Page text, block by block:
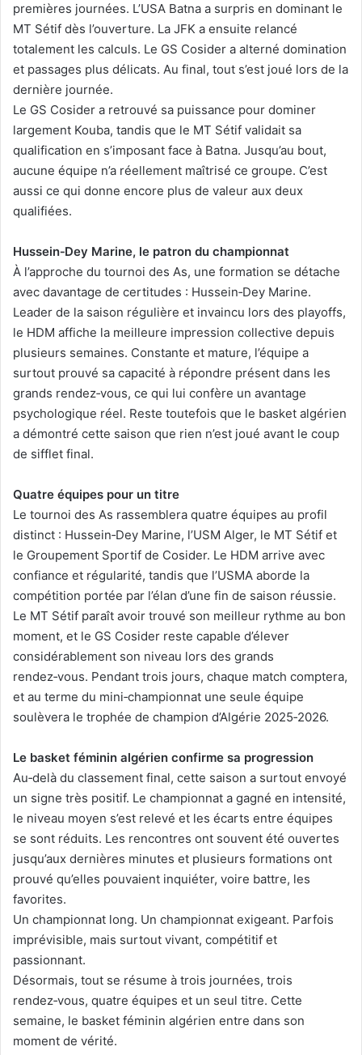
premières journées. L’USA Batna a surpris en dominant le
MT Sétif dès l’ouverture. La JFK a ensuite relancé
totalement les calculs. Le GS Cosider a alterné domination
et passages plus délicats. Au final, tout s’est joué lors de la
dernière journée.
Le GS Cosider a retrouvé sa puissance pour dominer
largement Kouba, tandis que le MT Sétif validait sa
qualification en s’imposant face à Batna. Jusqu’au bout,
aucune équipe n’a réellement maîtrisé ce groupe. C’est
aussi ce qui donne encore plus de valeur aux deux
qualifiées.
Hussein‑Dey Marine, le patron du championnat
À l’approche du tournoi des As, une formation se détache
avec davantage de certitudes : Hussein‑Dey Marine.
Leader de la saison régulière et invaincu lors des playoffs,
le HDM affiche la meilleure impression collective depuis
plusieurs semaines. Constante et mature, l’équipe a
surtout prouvé sa capacité à répondre présent dans les
grands rendez‑vous, ce qui lui confère un avantage
psychologique réel. Reste toutefois que le basket algérien
a démontré cette saison que rien n’est joué avant le coup
de sifflet final.
Quatre équipes pour un titre
Le tournoi des As rassemblera quatre équipes au profil
distinct : Hussein‑Dey Marine, l’USM Alger, le MT Sétif et
le Groupement Sportif de Cosider. Le HDM arrive avec
confiance et régularité, tandis que l’USMA aborde la
compétition portée par l’élan d’une fin de saison réussie.
Le MT Sétif paraît avoir trouvé son meilleur rythme au bon
moment, et le GS Cosider reste capable d’élever
considérablement son niveau lors des grands
rendez‑vous. Pendant trois jours, chaque match comptera,
et au terme du mini‑championnat une seule équipe
soulèvera le trophée de champion d’Algérie 2025‑2026.
Le basket féminin algérien confirme sa progression
Au‑delà du classement final, cette saison a surtout envoyé
un signe très positif. Le championnat a gagné en intensité,
le niveau moyen s’est relevé et les écarts entre équipes
se sont réduits. Les rencontres ont souvent été ouvertes
jusqu’aux dernières minutes et plusieurs formations ont
prouvé qu’elles pouvaient inquiéter, voire battre, les
favorites.
Un championnat long. Un championnat exigeant. Parfois
imprévisible, mais surtout vivant, compétitif et
passionnant.
Désormais, tout se résume à trois journées, trois
rendez‑vous, quatre équipes et un seul titre. Cette
semaine, le basket féminin algérien entre dans son
moment de vérité.